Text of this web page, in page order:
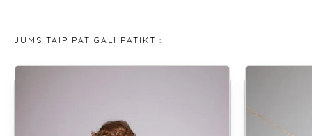
JUMS TAIP PAT GALI PATIKTI: